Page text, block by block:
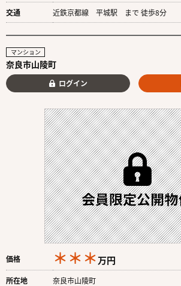
交通 近鉄京都線 平城駅 まで 徒歩8分
マンション
奈良市山陵町
ログイン
価格 ＊＊＊万円
所在地
奈良市山陵町